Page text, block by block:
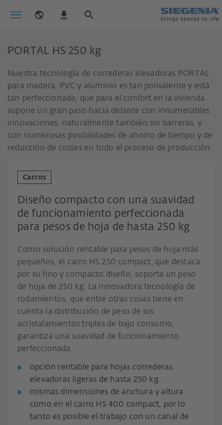
PORTAL HS 250 kg
Nuestra tecnología de correderas elevadoras PORTAL
para madera, PVC y aluminio es tan polivalente y está
tan perfeccionada, que para el confort en la vivienda
supone un gran paso hacia delante con innumerables
innovaciones, naturalmente también sin barreras, y
con numerosas posibilidades de ahorro de tiempo y de
reducción de costes en todo el proceso de producción.
Carros
Diseño compacto con una suavidad
de funcionamiento perfeccionada
para pesos de hoja de hasta 250 kg
Como solución rentable para pesos de hoja más
pequeños, el carro HS 250 compact, que destaca
por su fino y compacto diseño, soporta un peso
de hoja de 250 kg. La innovadora tecnología de
rodamientos, que entre otras cosas tiene en
cuenta la distribución de peso de los
acristalamientos triples de bajo consumo,
garantiza una suavidad de funcionamiento
perfeccionada.
opción rentable para hojas correderas
elevadoras ligeras de hasta 250 kg
mismas dimensiones de anchura y altura
como en el carro HS 400 compact, por lo
tanto es posible el trabajo con un canal de